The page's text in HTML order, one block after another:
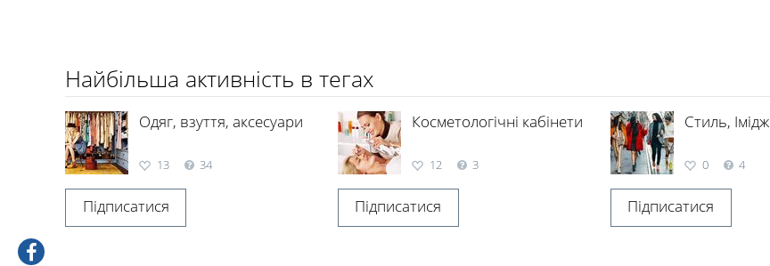
Найбільша активність в тегах
Одяг, взуття, аксесуари
13 34
Підписатися
Косметологічні кабінети
12 3
Підписатися
Стиль, Імідж
0 4
Підписатися